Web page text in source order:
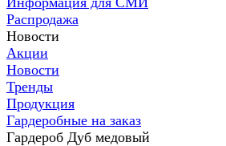
Распродажа
Новости
Акции
Новости
Тренды
Продукция
Гардеробные на заказ
Гардероб Дуб медовый